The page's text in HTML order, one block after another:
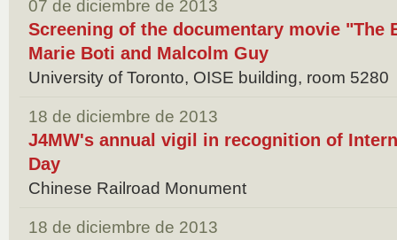
07 de diciembre de 2013
Screening of the documentary movie "The
Marie Boti and Malcolm Guy
University of Toronto, OISE building, room 5280
18 de diciembre de 2013
J4MW's annual vigil in recognition of
Day
Chinese Railroad Monument
18 de diciembre de 2013